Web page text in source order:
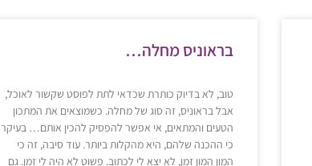
בראוניס מחלה…
טוב, לא בדיוק כותרת שכדאי לתת לפוסט שקשור לאוכל,
אבל בראוניס, זה סוג של מחלה. כשמוצאים את המתכון
הטעים והמתאים, אי אפשר להפסיק להכין אותם… בעיקר
כי ההכנה שלהם, היא מהקלות ביותר. עוד סיבה, זה כי
המון המון זמן, לא יצא לי לכתוב. פשוט לא היה לי זמן. גם